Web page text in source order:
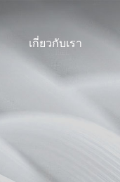
เกี่ยวกับเรา